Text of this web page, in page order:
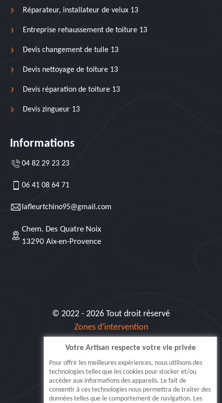
Réparateur, installateur de velux 13
Entreprise rehaussement de toiture 13
Devis changement de tuile 13
Devis nettoyage de toiture 13
Devis réparation de toiture 13
Devis zingueur 13
Informations
04 82 29 23 23
06 41 08 64 71
lafleurtchino95@gmail.com
Chem. Des Quatre Noix
13290 Aix-en-Provence
© 2022 - 2026 Tout droit réservé
Zones d’intervention
Siret: 515 062 404 000 30
Votre Artisan respecte votre vie privée
Pour offrir les meilleures expériences, nous utilisons des
technologies telles que les cookies pour stocker et/ou
accéder aux informations des appareils. Le fait de
consentir à ces technologies nous permettra de traiter des
données telles que le comportement de navigation. Les